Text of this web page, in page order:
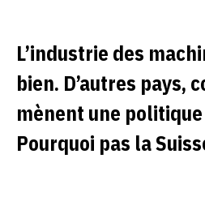
L’industrie des
bien. D’autres pays,
mènent une
Pourquoi pas la